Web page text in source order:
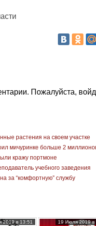
Пожалуйста,
растения на своем участке
мичуринке больше 2
кражу портмоне
учебного заведения
за “комфортную” службу
2019 в 13:51 19 Июля 2019 в